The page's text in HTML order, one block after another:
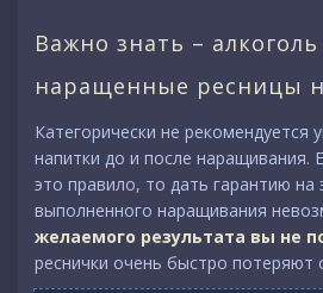
Важно знать – алкоголь
наращенные ресницы
Категорически не рекомендуется
напитки до и после наращивания.
это правило, то дать гарантию на
выполненного наращивания
желаемого результата вы не
реснички очень быстро потеряют